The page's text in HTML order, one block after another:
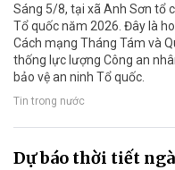
Sáng 5/8, tại xã Anh Sơn tổ
Tổ quốc năm 2026. Đây là
Cách mạng Tháng Tám và
thống lực lượng Công an
bảo vệ an ninh Tổ quốc.
Tin trong nước
Dự báo thời tiết